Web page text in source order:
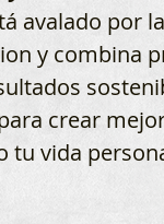
avalado por
y combina
crear
tu vida